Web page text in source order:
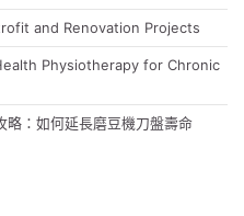
and Renovation Projects
Physiotherapy for Chronic
略：如何延長磨豆機刀盤壽命